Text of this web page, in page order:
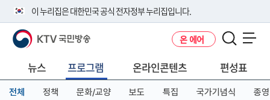
이 누리집은 대한민국 공식 전자정부 누리집입니다.
공식 누리집 주소 확인하기
니다.
이밖에 or.kr 또는 .kr등 다른 도메인 주소를 사용하고 있다면 아래 URL에
서 도메인 주소를 확인해 보세요
KTV 국민방송 온 에어
뉴스 프로그램 온라인콘텐츠 편성표
전체 정책 문화/교양 보도 특집 국가기념식 종영